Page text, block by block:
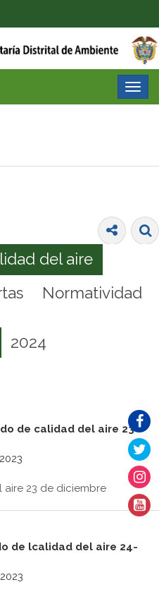
del aire
Normatividad
2024
de calidad del aire 23-
23 de diciembre
de lcalidad del aire 24-